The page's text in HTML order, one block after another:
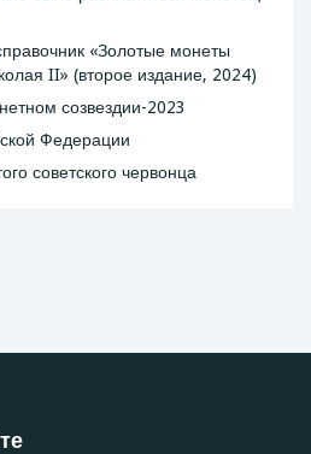
«Золотые монеты
II» (второе издание, 2024)
созвездии-2023
Федерации
советского червонца